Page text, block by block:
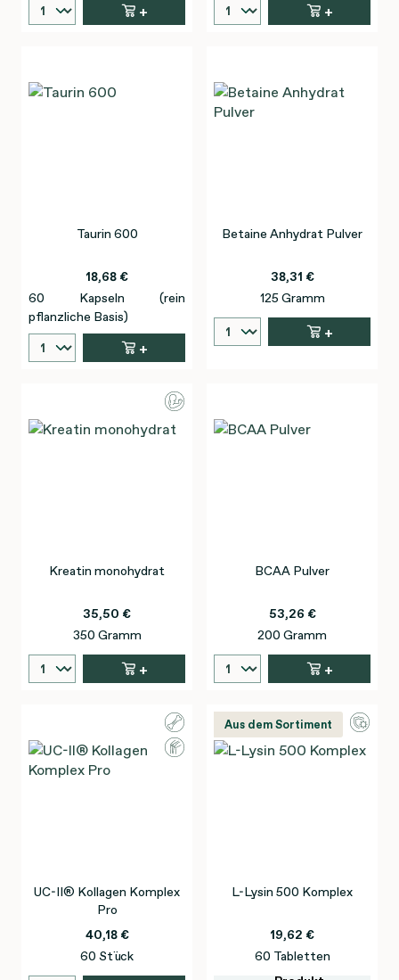
+ +
Taurin 600
18,68 €
60 Kapseln (rein
pflanzliche Basis)
+
Betaine Anhydrat Pulver
38,31 €
125 Gramm
+
Kreatin monohydrat
35,50 €
350 Gramm
+
BCAA Pulver
53,26 €
200 Gramm
+
UC-II® Kollagen Komplex
Pro
40,18 €
60 Stück
Aus dem Sortiment
L-Lysin 500 Komplex
19,62 €
60 Tabletten